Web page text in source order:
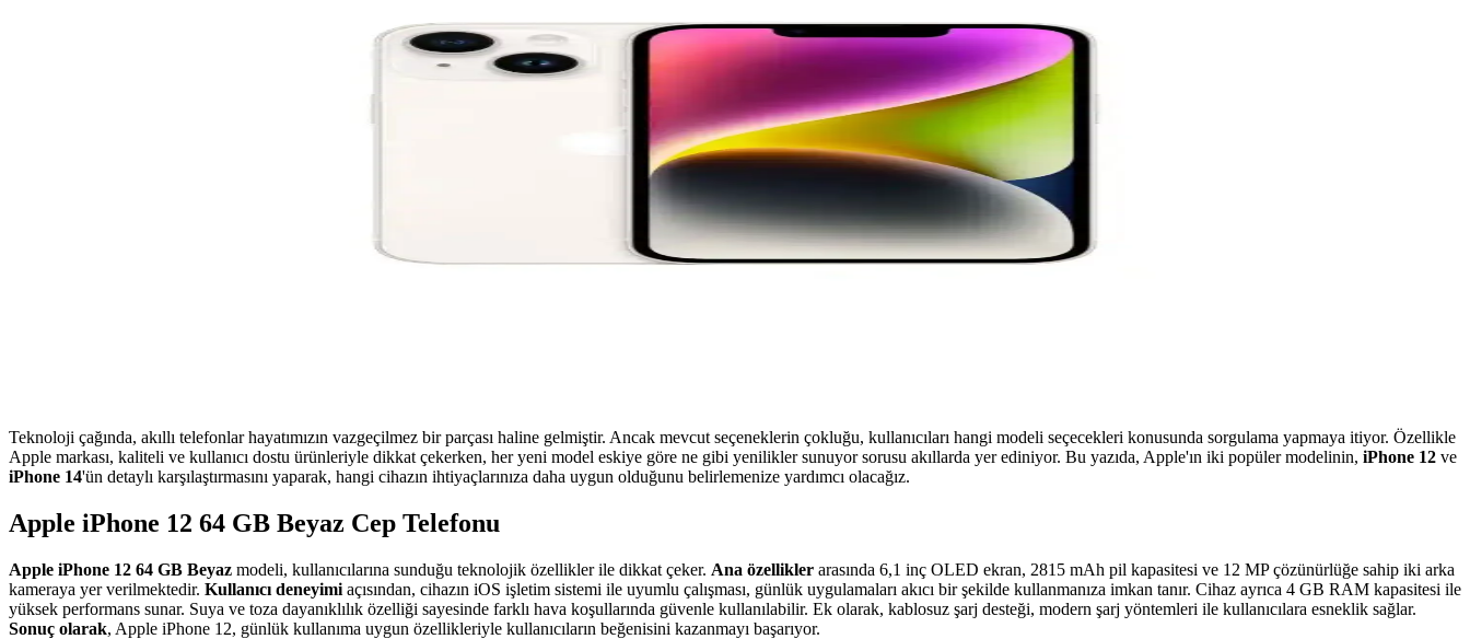
Teknoloji çağında, akıllı telefonlar hayatımızın vazgeçilmez bir parçası haline gelmiştir. Ancak mevcut seçeneklerin çokluğu, kullanıcıları hangi modeli seçecekleri konusunda sorgulama yapmaya itiyor. Özellikle
Apple markası, kaliteli ve kullanıcı dostu ürünleriyle dikkat çekerken, her yeni model eskiye göre ne gibi yenilikler sunuyor sorusu akıllarda yer ediniyor. Bu yazıda, Apple'ın iki popüler modelinin, iPhone 12 ve
iPhone 14'ün detaylı karşılaştırmasını yaparak, hangi cihazın ihtiyaçlarınıza daha uygun olduğunu belirlemenize yardımcı olacağız.
Apple iPhone 12 64 GB Beyaz Cep Telefonu
Apple iPhone 12 64 GB Beyaz modeli, kullanıcılarına sunduğu teknolojik özellikler ile dikkat çeker. Ana özellikler arasında 6,1 inç OLED ekran, 2815 mAh pil kapasitesi ve 12 MP çözünürlüğe sahip iki arka
kameraya yer verilmektedir. Kullanıcı deneyimi açısından, cihazın iOS işletim sistemi ile uyumlu çalışması, günlük uygulamaları akıcı bir şekilde kullanmanıza imkan tanır. Cihaz ayrıca 4 GB RAM kapasitesi ile
yüksek performans sunar. Suya ve toza dayanıklılık özelliği sayesinde farklı hava koşullarında güvenle kullanılabilir. Ek olarak, kablosuz şarj desteği, modern şarj yöntemleri ile kullanıcılara esneklik sağlar.
Sonuç olarak, Apple iPhone 12, günlük kullanıma uygun özellikleriyle kullanıcıların beğenisini kazanmayı başarıyor.